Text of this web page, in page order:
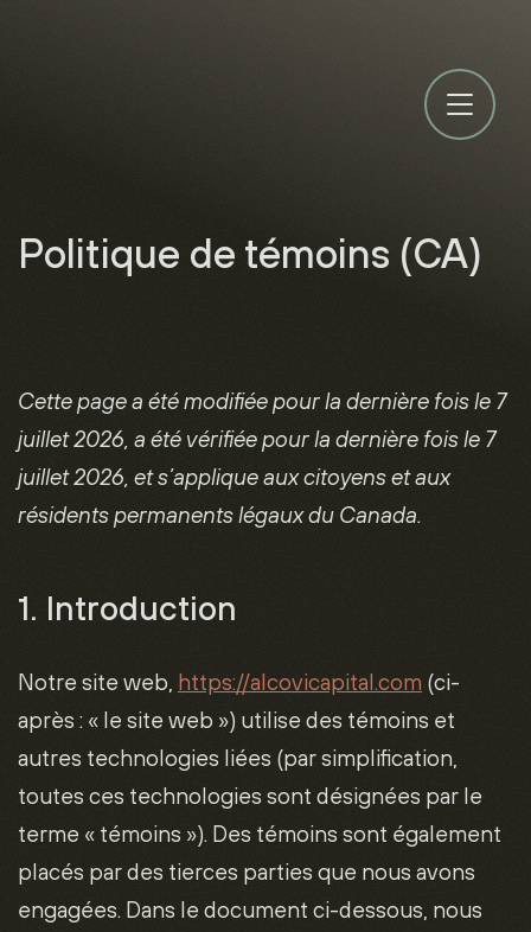
Politique de témoins (CA)
Cette page a été modifiée pour la dernière fois le 7
juillet 2026, a été vérifiée pour la dernière fois le 7
juillet 2026, et s’applique aux citoyens et aux
résidents permanents légaux du Canada.
1. Introduction
Notre site web, https://alcovicapital.com (ci-
après : « le site web ») utilise des témoins et
autres technologies liées (par simplification,
toutes ces technologies sont désignées par le
terme « témoins »). Des témoins sont également
placés par des tierces parties que nous avons
engagées. Dans le document ci-dessous, nous